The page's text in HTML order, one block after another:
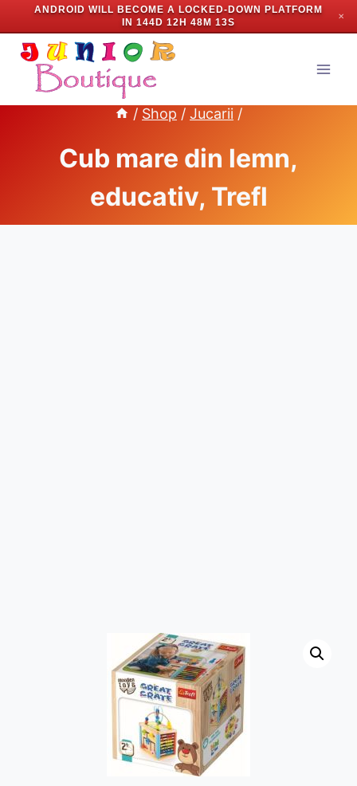
ANDROID WILL BECOME A LOCKED-DOWN PLATFORM
IN 144D 12H 48M 12S
✕
Skip
content
/ Shop / Jucarii /
Cub mare din lemn,
educativ, Trefl